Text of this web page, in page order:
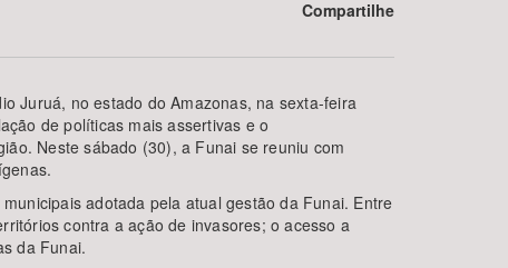
Compartilhe
Juruá, no estado do Amazonas, na sexta-feira
de políticas mais assertivas e o
Neste sábado (30), a Funai se reuniu com
adotada pela atual gestão da Funai. Entre
contra a ação de invasores; o acesso a
da Funai.